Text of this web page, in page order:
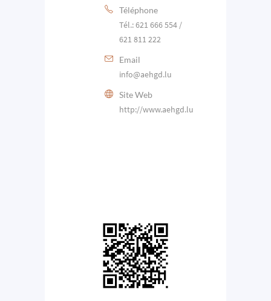
Téléphone
Tél.: 621 666 554 /
621 811 222
Email
info@aehgd.lu
Site Web
http://www.aehgd.lu